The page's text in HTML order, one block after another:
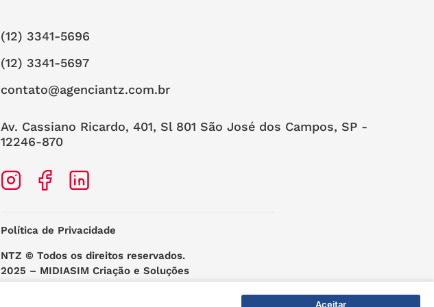
(12) 3341-5696
(12) 3341-5697
contato@agenciantz.com.br
Av. Cassiano Ricardo, 401, Sl 801 São José dos Campos, SP -
12246-870
Política de Privacidade
NTZ © Todos os direitos reservados.
2025 – MIDIASIM Criação e Soluções
Web
Aceitar